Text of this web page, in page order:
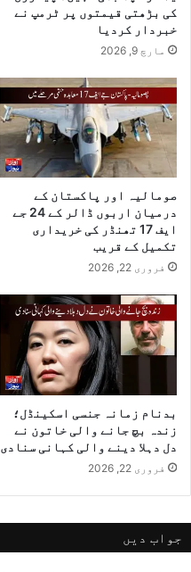
کی بڑھتی قیمتوں پر ٹرمپ نے
خبردار کردیا
مارچ 9, 2026
صومالیہ اور پاکستان کے
درمیان اربوں ڈالر کے 24 جے
ایف 17 تھنڈر کی خریداری
تکمیل کے قریب
فروری 22, 2026
بدنام زمانہ جنسی اسکینڈل؛
زندہ بچ جانے والی خاتون نے
دل دہلا دینے والی کہانی سنادی
فروری 22, 2026
جواب دیں